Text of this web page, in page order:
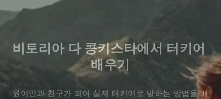
비토리아 다 콩키스타에서 터키어
배우기
원어민과 친구가 되어 실제 터키어로 말하는 방법을 배